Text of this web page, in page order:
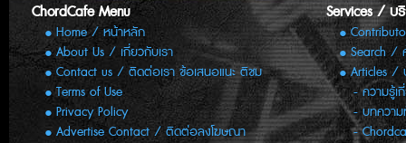
ChordCafe Menu
Home / หน้าหลัก
About Us / เกี่ยวกับเรา
Contact us / ติดต่อเรา ข้อเสนอแนะ ติชม
Terms of Use
Privacy Policy
Advertise Contact / ติดต่อลงโฆษณา
Services / บ
Search /
Articles /
ความรู้
บทความ